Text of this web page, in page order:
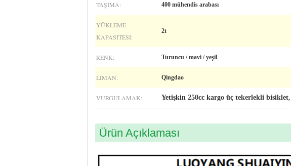
TAŞIMA: 400 mühendis arabası
YÜKLEME
KAPASITESI:
2t
RENK: Turuncu / mavi / yeşil
LIMAN: Qingdao
VURGULAMAK: Yetişkin 250cc kargo üç tekerlekli bisiklet,
Ürün Açıklaması